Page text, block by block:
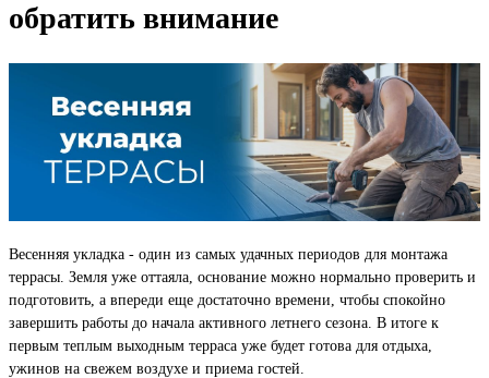
обратить внимание
Весенняя укладка - один из самых удачных периодов для монтажа
террасы. Земля уже оттаяла, основание можно нормально проверить и
подготовить, а впереди еще достаточно времени, чтобы спокойно
завершить работы до начала активного летнего сезона. В итоге к
первым теплым выходным терраса уже будет готова для отдыха,
ужинов на свежем воздухе и приема гостей.